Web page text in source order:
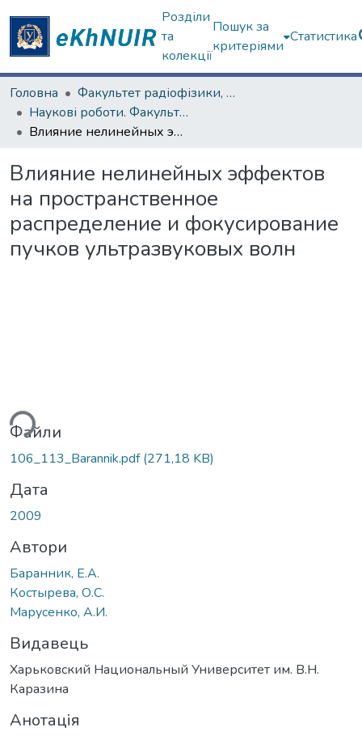
Розділи
та
колекції
Пошук за
критеріями
Статистика
Головна
Факультет радіофізики, біомедичної електроніки та комп’ютерних систем
Наукові роботи. Факультет радіофізики, біомедичної електроніки та комп’ютерних систем
Влияние нелинейных эффектов на пространственное распределение и фокусирование пучков ультразвуковых волн
Влияние нелинейных эффектов
на пространственное
распределение и фокусирование
пучков ультразвуковых волн
Файли
106_113_Barannik.pdf(271,18 KB)
Дата
2009
Автори
Баранник, Е.А.
Костырева, О.С.
Марусенко, А.И.
Видавець
Харьковский Национальный Университет им. В.Н.
Каразина
Анотація